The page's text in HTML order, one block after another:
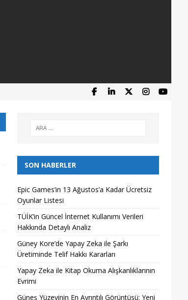
SON HABERLER
Epic Games’in 13 Ağustos’a Kadar Ücretsiz
Oyunlar Listesi
TÜİK’in Güncel İnternet Kullanımı Verileri
Hakkında Detaylı Analiz
Güney Kore’de Yapay Zeka ile Şarkı
Üretiminde Telif Hakkı Kararları
Yapay Zeka ile Kitap Okuma Alışkanlıklarının
Evrimi
Güneş Yüzeyinin En Ayrıntılı Görüntüsü: Yeni